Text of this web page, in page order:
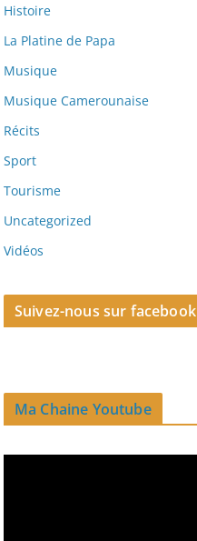
Histoire
La Platine de Papa
Musique
Musique Camerounaise
Récits
Sport
Tourisme
Uncategorized
Vidéos
Suivez-nous sur facebook
Ma Chaine Youtube